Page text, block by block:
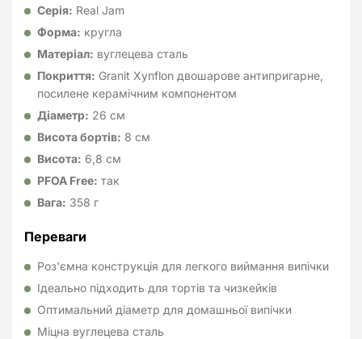
Серія: Real Jam
Форма: кругла
Матеріал: вуглецева сталь
Покриття: Granit Xynflon двошарове антипригарне,
посилене керамічним компонентом
Діаметр: 26 см
Висота бортів: 8 см
Висота: 6,8 см
PFOA Free: так
Вага: 358 г
Переваги
Роз'ємна конструкція для легкого виймання випічки
Ідеально підходить для тортів та чизкейків
Оптимальний діаметр для домашньої випічки
Міцна вуглецева сталь